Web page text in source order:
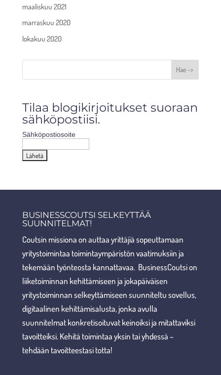
maaliskuu 2021
marraskuu 2020
lokakuu 2020
Hae ->
Tilaa blogikirjoitukset suoraan
sähköpostiisi.
Sähköpostiosoite
BUSINESSCOUTSI SELKEYTTÄÄ
SUUNNITELMAT!
Coutsin missiona on auttaa yrittäjiä sopeuttamaan
yritystoimintaa toimintaympäristön vaatimuksiin ja
tekemään työnteosta kannattavaa. BusinessCoutsi on
liiketoiminnan kehittämiseen ja jokapäiväisen
yritystoiminnan selkeyttämiseen suunniteltu sovellus,
digitaalinen kehittämisalusta, jonka avulla
suunnitelmat konkretisoituvat keinoiksi ja mitattaviksi
tavoitteiksi. Kehitä toimintaa yksin tai yhdessä –
tehdään tavoitteestasi totta!